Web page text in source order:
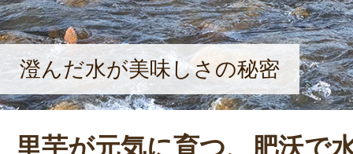
澄んだ水が美味しさの秘密
里芋が元気に育つ、肥沃で